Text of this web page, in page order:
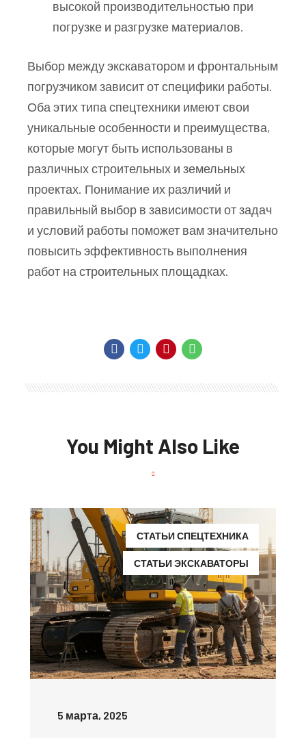
высокой производительностью при
погрузке и разгрузке материалов.
Выбор между экскаватором и фронтальным
погрузчиком зависит от специфики работы.
Оба этих типа спецтехники имеют свои
уникальные особенности и преимущества,
которые могут быть использованы в
различных строительных и земельных
проектах. Понимание их различий и
правильный выбор в зависимости от задач
и условий работы поможет вам значительно
повысить эффективность выполнения
работ на строительных площадках.
You Might Also Like
СТАТЬИ СПЕЦТЕХНИКА
СТАТЬИ ЭКСКАВАТОРЫ
5 марта, 2025